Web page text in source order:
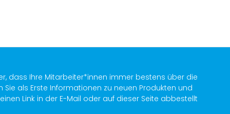
dass Ihre Mitarbeiter*innen immer bestens über die
als Erste Informationen zu neuen Produkten und
Link in der E-Mail oder auf dieser Seite abbestellt